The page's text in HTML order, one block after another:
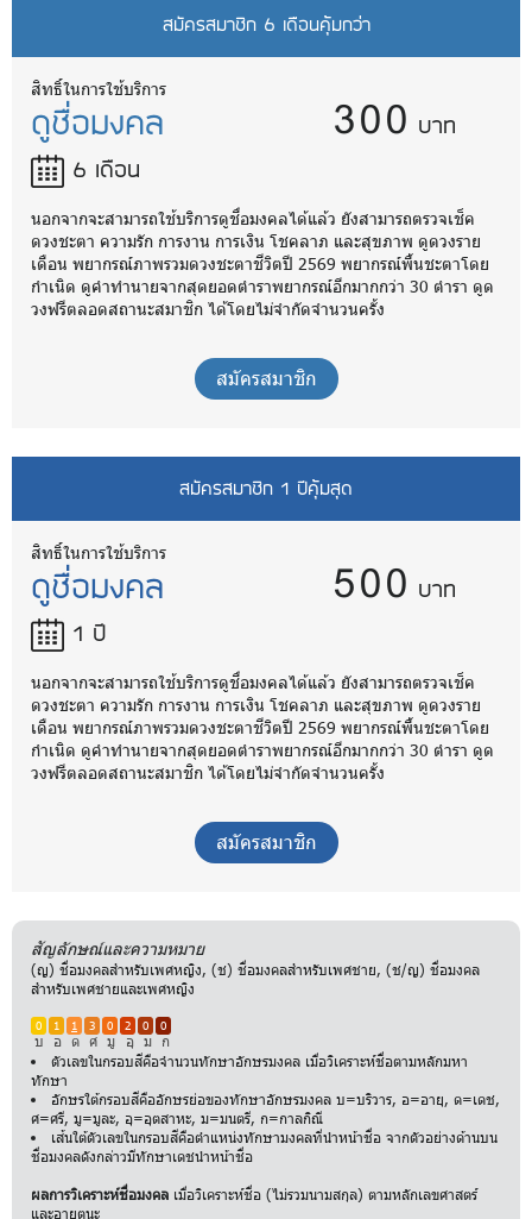
สมัครสมาชิก 6 เดือนคุ้มกว่า
สิทธิ์ในการใช้บริการ
ดูชื่อมงคล
6 เดือน
300 บาท
นอกจากจะสามารถใช้บริการดูชื่อมงคลได้แล้ว ยังสามารถตรวจเช็ค
ดวงชะตา ความรัก การงาน การเงิน โชคลาภ และสุขภาพ ดูดวงราย
เดือน พยากรณ์ภาพรวมดวงชะตาชีวิตปี 2569 พยากรณ์พื้นชะตาโดย
กำเนิด ดูคำทำนายจากสุดยอดตำราพยากรณ์อีกมากกว่า 30 ตำรา ดูด
วงฟรีตลอดสถานะสมาชิก ได้โดยไม่จำกัดจำนวนครั้ง
สมัครสมาชิก
สมัครสมาชิก 1 ปีคุ้มสุด
สิทธิ์ในการใช้บริการ
ดูชื่อมงคล
1 ปี
500 บาท
นอกจากจะสามารถใช้บริการดูชื่อมงคลได้แล้ว ยังสามารถตรวจเช็ค
ดวงชะตา ความรัก การงาน การเงิน โชคลาภ และสุขภาพ ดูดวงราย
เดือน พยากรณ์ภาพรวมดวงชะตาชีวิตปี 2569 พยากรณ์พื้นชะตาโดย
กำเนิด ดูคำทำนายจากสุดยอดตำราพยากรณ์อีกมากกว่า 30 ตำรา ดูด
วงฟรีตลอดสถานะสมาชิก ได้โดยไม่จำกัดจำนวนครั้ง
สมัครสมาชิก
สัญลักษณ์และความหมาย
(ญ) ชื่อมงคลสำหรับเพศหญิง, (ช) ชื่อมงคลสำหรับเพศชาย, (ช/ญ) ชื่อมงคล
สำหรับเพศชายและเพศหญิง
0 1 1 3 0 2 0 0
บ อ ด ศ มู อุ ม ก
ตัวเลขในกรอบสีคือจำนวนทักษาอักษรมงคล เมื่อวิเคราะห์ชื่อตามหลักมหา
ทักษา
อักษรใต้กรอบสีคืออักษรย่อของทักษาอักษรมงคล บ=บริวาร, อ=อายุ, ด=เดช,
ศ=ศรี, มู=มูละ, อุ=อุตสาหะ, ม=มนตรี, ก=กาลกิณี
เส้นใต้ตัวเลขในกรอบสีคือตำแหน่งทักษามงคลที่นำหน้าชื่อ จากตัวอย่างด้านบน
ชื่อมงคลดังกล่าวมีทักษาเดชนำหน้าชื่อ
ผลการวิเคราะห์ชื่อมงคล เมื่อวิเคราะห์ชื่อ (ไม่รวมนามสกุล) ตามหลักเลขศาสตร์
และอายตนะ